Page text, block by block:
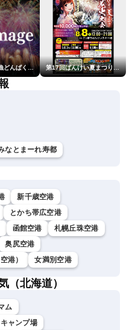
第23回釧路大漁どんぱく花火大会 ～道新・光と音のファンタジー～ 第17回ばんけい夏まつり大花火大会
なとまーれ寿都
新千歳空港
とかち帯広空港
函館空港
札幌丘珠空港
奥尻空港
港）
女満別空港
（北海道）
ム
ャンプ場